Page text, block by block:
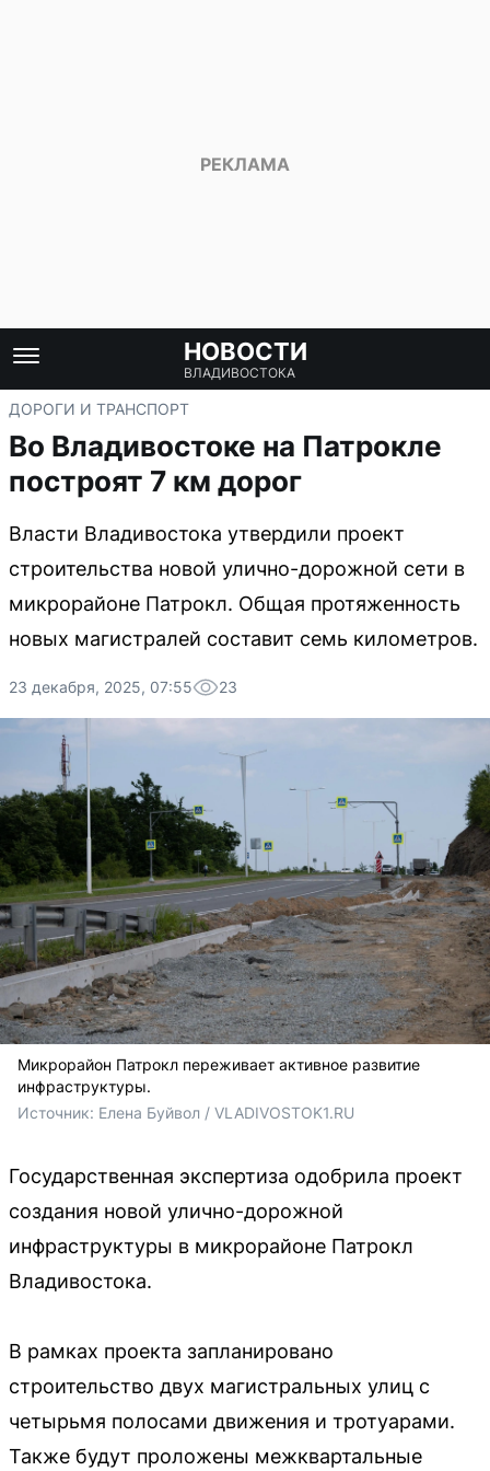
НОВОСТИ
ВЛАДИВОСТОКА
ДОРОГИ И ТРАНСПОРТ
Во Владивостоке на Патрокле
построят 7 км дорог
Власти Владивостока утвердили проект
строительства новой улично-дорожной сети в
микрорайоне Патрокл. Общая протяженность
новых магистралей составит семь километров.
23 декабря, 2025, 07:55 23
Микрорайон Патрокл переживает активное развитие
инфраструктуры.
Источник: Елена Буйвол / VLADIVOSTOK1.RU
Государственная экспертиза одобрила проект
создания новой улично-дорожной
инфраструктуры в микрорайоне Патрокл
Владивостока.
В рамках проекта запланировано
строительство двух магистральных улиц с
четырьмя полосами движения и тротуарами.
Также будут проложены межквартальные